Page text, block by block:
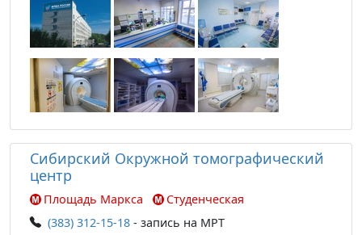
Сибирский Окружной томографический
центр
Площадь Маркса
Студенческая
(383) 312-15-18 - запись на МРТ